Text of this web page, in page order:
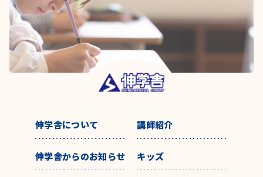
伸学舎について 講師紹介
伸学舎からのお知らせ キッズ